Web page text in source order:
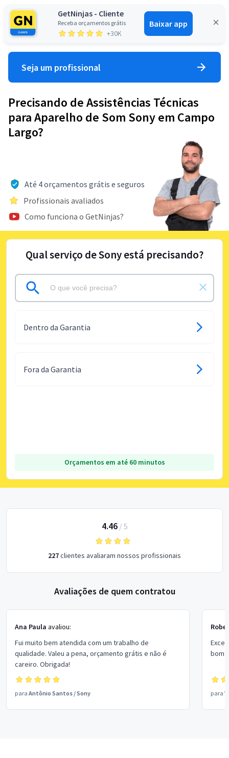
GetNinjas - Cliente
Receba orçamentos grátis
+30K
Baixar app
Entrar
Seja um profissional
Precisando de Assistências Técnicas
para Aparelho de Som Sony em Campo
Largo?
Até 4 orçamentos grátis e seguros
Profissionais avaliados
Como funciona o GetNinjas?
Qual serviço de Sony está precisando?
Dentro da Garantia
Fora da Garantia
Orçamentos em até 60 minutos
4.46/ 5
227clientes avaliaram nossos profissionais
Avaliações de quem contratou
Ana Paula avaliou:
Fui muito bem atendida com um trabalho de
qualidade. Valeu a pena, orçamento grátis e não é
careiro. Obrigada!
para Antônio Santos /Sony
bom
para